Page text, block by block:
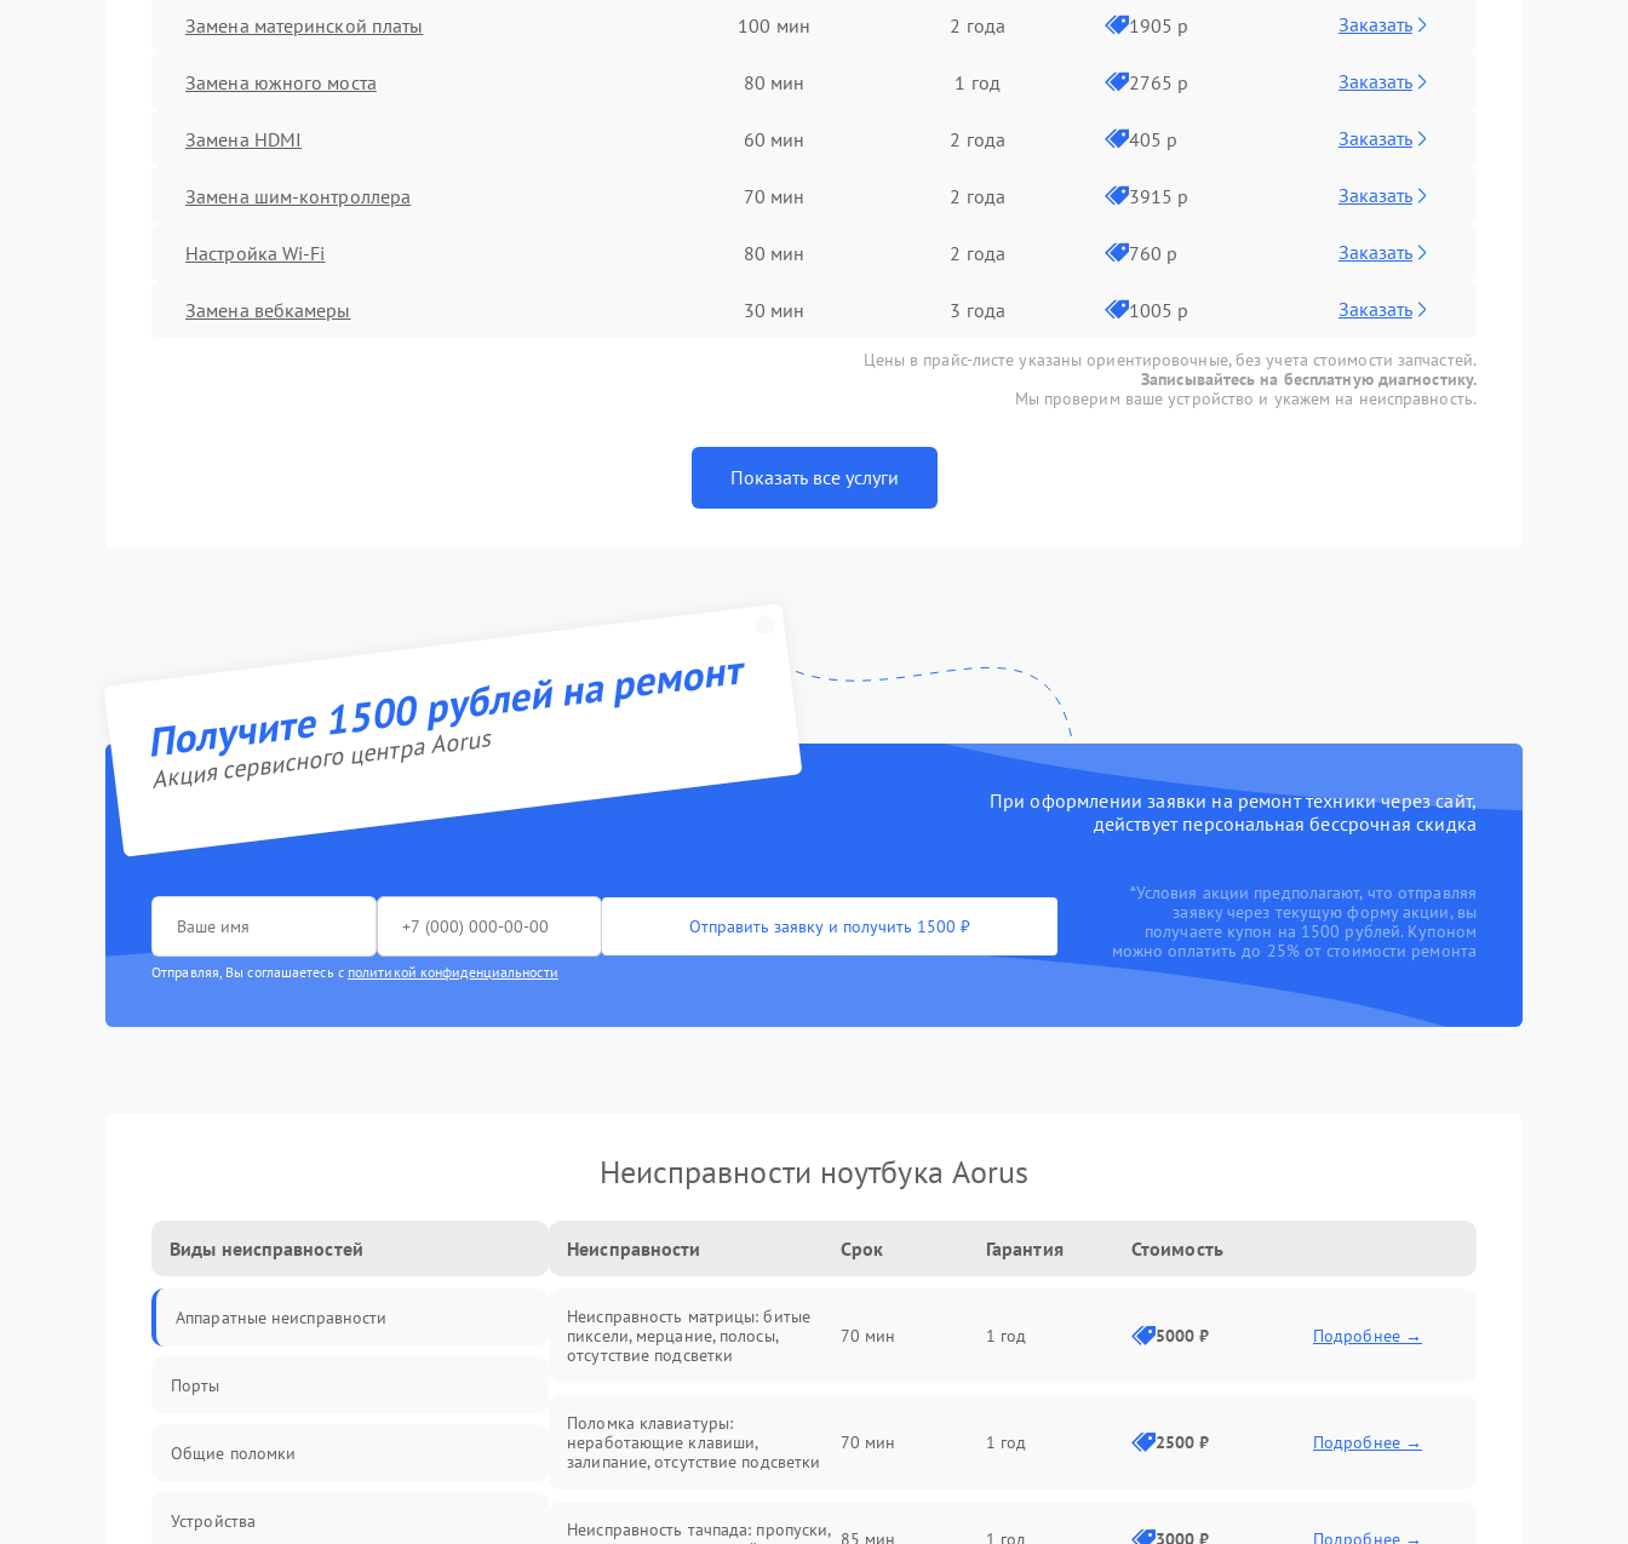
Замена материнской платы 100 мин 2 года 1905 р Заказать
Замена южного моста 80 мин 1 год 2765 р Заказать
Замена HDMI 60 мин 2 года 405 р Заказать
Замена шим-контроллера 70 мин 2 года 3915 р Заказать
Настройка Wi-Fi 80 мин 2 года 760 р Заказать
Замена вебкамеры 30 мин 3 года 1005 р Заказать
Цены в прайс-листе указаны ориентировочные, без учета стоимости запчастей.
Записывайтесь на бесплатную диагностику.
Мы проверим ваше устройство и укажем на неисправность.
Показать все услуги
Получите 1500 рублей на ремонт
Акция сервисного центра Aorus
При оформлении заявки на ремонт техники через сайт,
действует персональная бессрочная скидка
Отправить заявку и получить 1500 ₽
Отправляя, Вы соглашаетесь с политикой конфиденциальности
*Условия акции предполагают, что отправляя
заявку через текущую форму акции, вы
получаете купон на 1500 рублей. Купоном
можно оплатить до 25% от стоимости ремонта
Неисправности ноутбука Aorus
Виды неисправностей
Аппаратные неисправности
Порты
Общие поломки
Устройства
Неисправности Срок Гарантия Стоимость
Неисправность матрицы: битые
пиксели, мерцание, полосы,
отсутствие подсветки
70 мин 1 год 5000 ₽ Подробнее →
Поломка клавиатуры:
неработающие клавиши,
залипание, отсутствие подсветки
70 мин 1 год 2500 ₽ Подробнее →
Неисправность тачпада: пропуски, 85 мин 1 год 3000 ₽ Подробнее →